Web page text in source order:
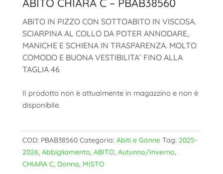
ABITO CHIARA C – PBAB38560
ABITO IN PIZZO CON SOTTOABITO IN VISCOSA.
SCIARPINA AL COLLO DA POTER ANNODARE,
MANICHE E SCHIENA IN TRASPARENZA. MOLTO
COMODO E BUONA VESTIBILITA’ FINO ALLA
TAGLIA 46
Il prodotto non è attualmente in magazzino e non è
disponibile.
COD: PBAB38560 Categoria: Abiti e Gonne Tag: 2025-
2026, Abbigliamento, ABITO, Autunno/Inverno,
CHIARA C, Donna, MISTO